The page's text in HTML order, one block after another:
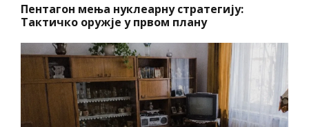
Пентагон мења нуклеарну стратегију:
Тактичко оружје у првом плану